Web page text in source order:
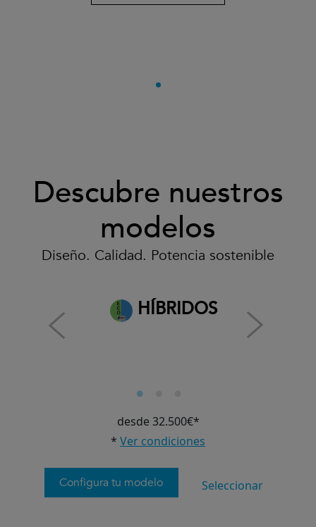
Descubre nuestros
modelos
Diseño. Calidad. Potencia sostenible
HÍBRIDOS
desde 32.500€*
* Ver condiciones
Configura tu modelo Seleccionar